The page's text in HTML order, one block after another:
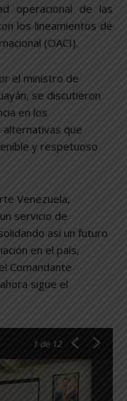
operacional de las
los lineamientos de
(OACI).
el ministro de
se discutieron
en los
que
y respetuoso
Venezuela,
servicio de
así un futuro
en el país,
Comandante
sigue el
1 de 12